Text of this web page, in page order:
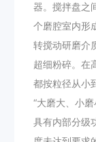
器。搅拌盘之
个磨腔室内形
转搅动研磨介
超细粉碎。在
都按粒径从小
“大磨大、小
具有内部分级